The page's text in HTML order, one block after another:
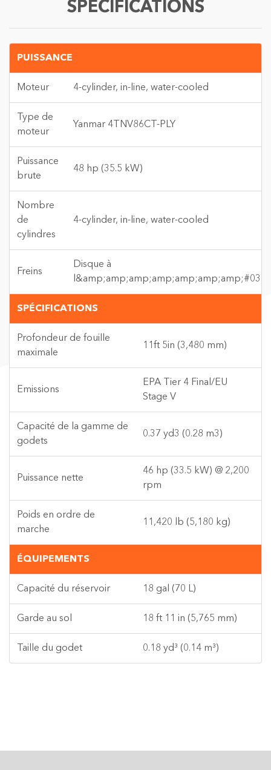
SPÉCIFICATIONS
PUISSANCE
Moteur 4-cylinder, in-line, water-cooled
Type de
moteur
Yanmar 4TNV86CT-PLY
Puissance
brute
48 hp (35.5 kW)
Nombre
de
cylindres
4-cylinder, in-line, water-cooled
Freins
Disque à
SPÉCIFICATIONS
Profondeur de fouille
maximale
11ft 5in (3,480 mm)
Emissions
EPA Tier 4 Final/EU
Stage V
Capacité de la gamme de
godets
0.37 yd3 (0.28 m3)
Puissance nette
46 hp (33.5 kW) @ 2,200
rpm
Poids en ordre de
marche
11,420 lb (5,180 kg)
ÉQUIPEMENTS
Capacité du réservoir 18 gal (70 L)
Garde au sol 18 ft 11 in (5,765 mm)
Taille du godet 0.18 yd³ (0.14 m³)